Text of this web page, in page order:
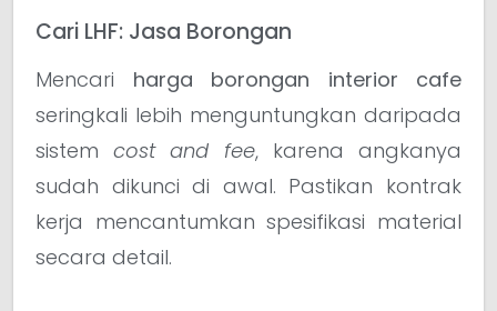
Cari LHF: Jasa Borongan
Mencari harga borongan interior cafe
seringkali lebih menguntungkan daripada
sistemcost and fee, karena angkanya
sudah dikunci di awal. Pastikan kontrak
kerja mencantumkan spesifikasi material
secara detail.